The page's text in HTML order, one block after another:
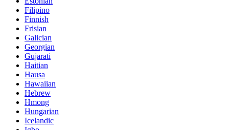
Filipino
Finnish
Frisian
Galician
Georgian
Gujarati
Haitian
Hausa
Hawaiian
Hebrew
Hmong
Hungarian
Icelandic